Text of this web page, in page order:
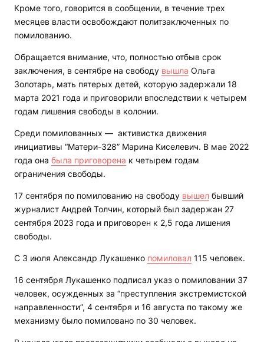
Кроме того, говорится в сообщении, в течение трех
месяцев власти освобождают политзаключенных по
помилованию.
Обращается внимание, что, полностью отбыв срок
заключения, в сентябре на свободу вышла Ольга
Золотарь, мать пятерых детей, которую задержали 18
марта 2021 года и приговорили впоследствии к четырем
годам лишения свободы в колонии.
Среди помилованных — активистка движения
инициативы “Матери-328” Марина Киселевич. В мае 2022
года она была приговорена к четырем годам
ограничения свободы.
17 сентября по помилованию на свободу вышел бывший
журналист Андрей Толчин, который был задержан 27
сентября 2023 года и приговорен к 2,5 года лишения
свободы.
С 3 июля Александр Лукашенко помиловал 115 человек.
16 сентября Лукашенко подписал указ о помиловании 37
человек, осужденных за “преступления экстремистской
направленности”, 4 сентября и 16 августа по такому же
механизму было помиловано по 30 человек.